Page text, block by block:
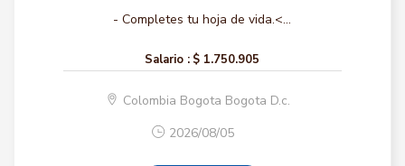
- Completes tu hoja de vida.<...
Salario : $ 1.750.905
Colombia Bogota Bogota D.c.
2026/08/05